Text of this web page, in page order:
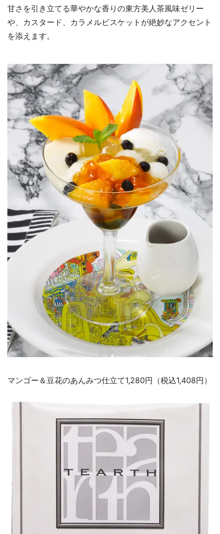
甘さを引き立てる華やかな香りの東方美人茶風味ゼリー
や、カスタード、カラメルビスケットが絶妙なアクセント
を添えます。
マンゴー＆豆花のあんみつ仕立て1,280円（税込1,408円）